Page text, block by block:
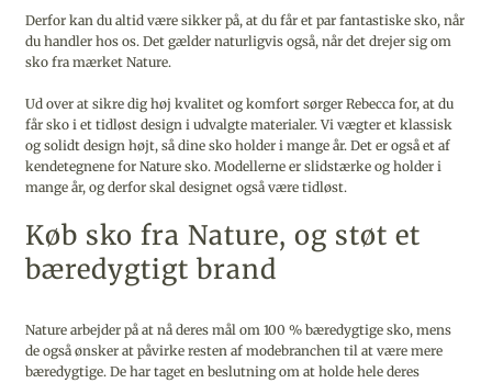
Derfor kan du altid være sikker på, at du får et par fantastiske sko, når
du handler hos os. Det gælder naturligvis også, når det drejer sig om
sko fra mærket Nature.
Ud over at sikre dig høj kvalitet og komfort sørger Rebecca for, at du
får sko i et tidløst design i udvalgte materialer. Vi vægter et klassisk
og solidt design højt, så dine sko holder i mange år. Det er også et af
kendetegnene for Nature sko. Modellerne er slidstærke og holder i
mange år, og derfor skal designet også være tidløst.
Køb sko fra Nature, og støt et
bæredygtigt brand
Nature arbejder på at nå deres mål om 100 % bæredygtige sko, mens
de også ønsker at påvirke resten af modebranchen til at være mere
bæredygtige. De har taget en beslutning om at holde hele deres